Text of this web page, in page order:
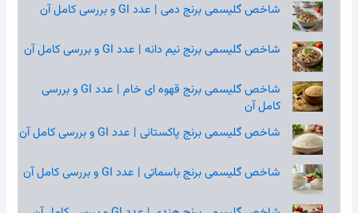
شاخص گلیسمی برنج دمی | عدد GI و بررسی کامل آن
شاخص گلیسمی برنج نیم‌ دانه | عدد GI و بررسی کامل آن
شاخص گلیسمی برنج قهوه‌ ای خام | عدد GI و بررسی
کامل آن
شاخص گلیسمی برنج پاکستانی | عدد GI و بررسی کامل آن
شاخص گلیسمی برنج باسماتی | عدد GI و بررسی کامل آن